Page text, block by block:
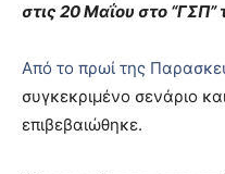
στις 20 Μαΐου στο
Από το πρωί της
συγκεκριμένο σενάριο
επιβεβαιώθηκε.